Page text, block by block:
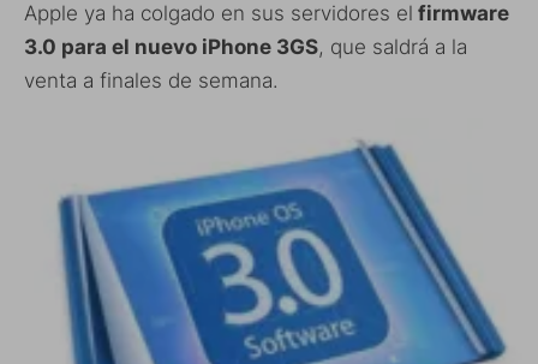
Apple ya ha colgado en sus servidores el firmware
3.0 para el nuevo iPhone 3GS, que saldrá a la
venta a finales de semana.